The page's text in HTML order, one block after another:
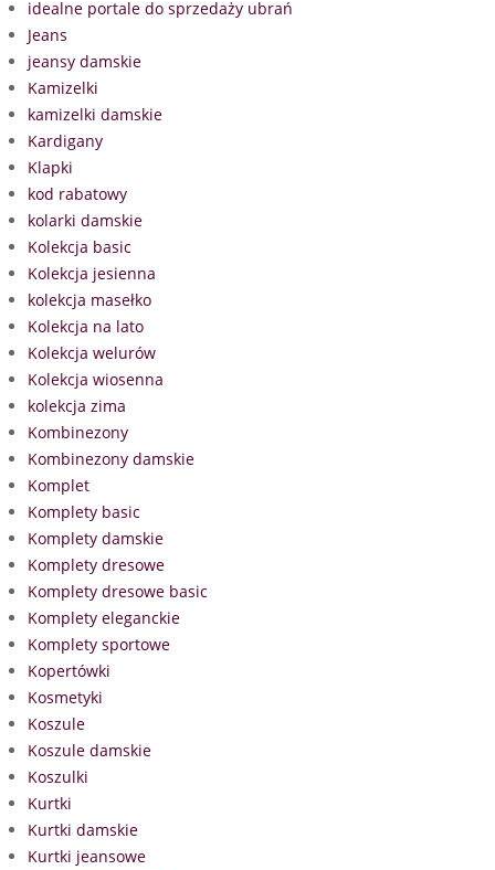
idealne portale do sprzedaży ubrań
Jeans
jeansy damskie
Kamizelki
kamizelki damskie
Kardigany
Klapki
kod rabatowy
kolarki damskie
Kolekcja basic
Kolekcja jesienna
kolekcja masełko
Kolekcja na lato
Kolekcja welurów
Kolekcja wiosenna
kolekcja zima
Kombinezony
Kombinezony damskie
Komplet
Komplety basic
Komplety damskie
Komplety dresowe
Komplety dresowe basic
Komplety eleganckie
Komplety sportowe
Kopertówki
Kosmetyki
Koszule
Koszule damskie
Koszulki
Kurtki
Kurtki damskie
Kurtki jeansowe